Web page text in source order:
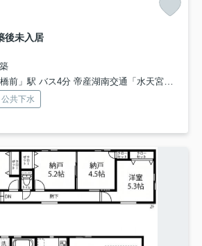
後未入居
バス4分 帝産湖南交通「水天宮（滋賀県）」 停歩4分
公共下水